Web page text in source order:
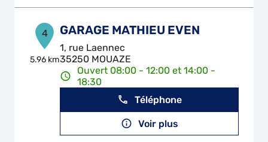
4
5.96 km
GARAGE MATHIEU EVEN
1, rue Laennec
35250 MOUAZE
Ouvert 08:00 - 12:00 et 14:00 -
18:30
Téléphone
Voir plus